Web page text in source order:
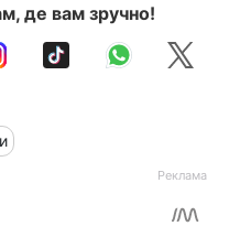
де вам зручно!